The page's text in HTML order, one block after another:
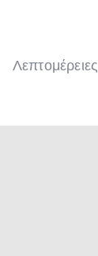
Λεπτομέρειες